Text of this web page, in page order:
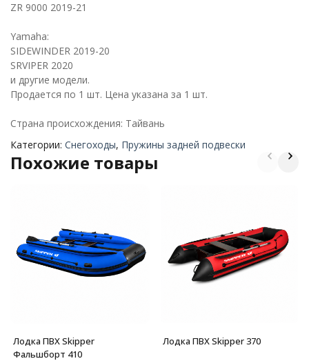
ZR 9000 2019-21
Yamaha:
SIDEWINDER 2019-20
SRVIPER 2020
и другие модели.
Продается по 1 шт. Цена указана за 1 шт.
Страна происхождения: Тайвань
Категории: Снегоходы, Пружины задней подвески
Похожие товары
Лодка ПВХ Skipper
Фальшборт 410
Лодка ПВХ Skipper 370